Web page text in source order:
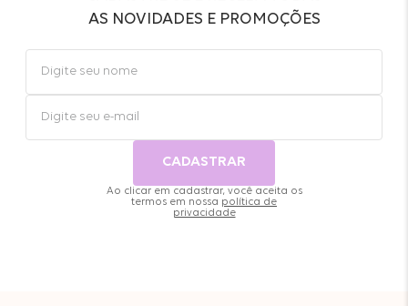
AS NOVIDADES E PROMOÇÕES
CADASTRAR
Ao clicar em cadastrar, você aceita os
termos em nossa política de
privacidade